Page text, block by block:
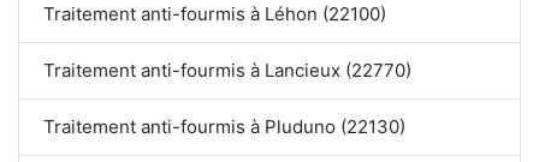
Traitement anti-fourmis à Léhon (22100)
Traitement anti-fourmis à Lancieux (22770)
Traitement anti-fourmis à Pluduno (22130)